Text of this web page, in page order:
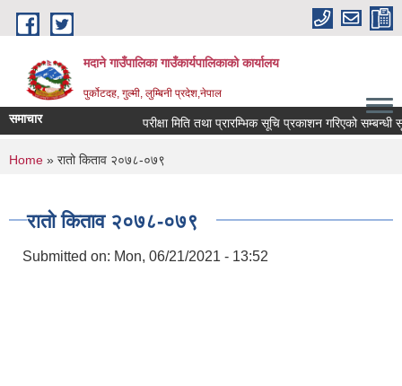
Skip to main content
मदाने गाउँपालिका गाउँकार्यपालिकाको कार्यालय
पुर्कोटदह, गुल्मी, लुम्बिनी प्रदेश,नेपाल
समाचार परीक्षा मिति तथा प्रारम्भिक सूचि प्रकाशन गरिएको सम्बन्धी
You are here
Home » रातो किताव २०७८-०७९
रातो किताव २०७८-०७९
Submitted on: Mon, 06/21/2021 - 13:52